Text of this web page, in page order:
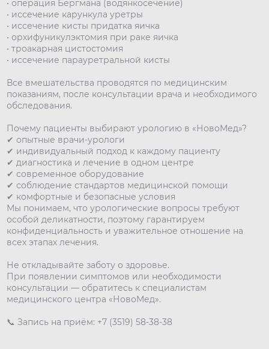
• операция Бергмана (водянкосечение)
• иссечение карункула уретры
• иссечение кисты придатка яичка
• орхифуникулэктомия при раке яичка
• троакарная цистостомия
• иссечение парауретральной кисты
Все вмешательства проводятся по медицинским
показаниям, после консультации врача и необходимого
обследования.
Почему пациенты выбирают урологию в «НовоМед»?
✔ опытные врачи-урологи
✔ индивидуальный подход к каждому пациенту
✔ диагностика и лечение в одном центре
✔ современное оборудование
✔ соблюдение стандартов медицинской помощи
✔ комфортные и безопасные условия
Мы понимаем, что урологические вопросы требуют
особой деликатности, поэтому гарантируем
конфиденциальность и уважительное отношение на
всех этапах лечения.
Не откладывайте заботу о здоровье.
При появлении симптомов или необходимости
консультации — обратитесь к специалистам
медицинского центра «НовоМед».
📞 Запись на приём: +7 (3519) 58-38-38